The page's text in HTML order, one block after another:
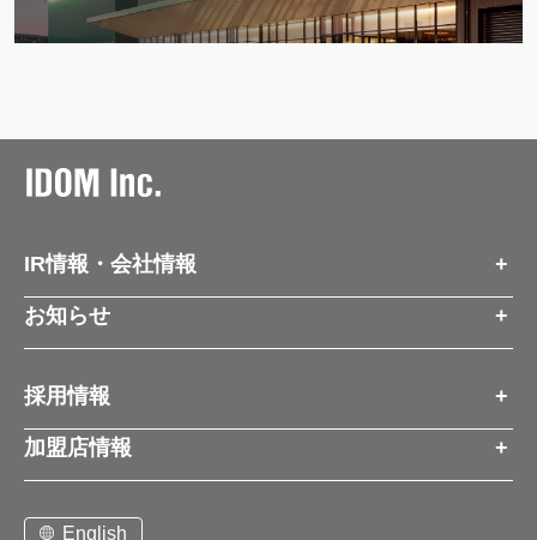
IR情報・会社情報
IR情報トップ
会社情報
お知らせ
経営方針
お知らせ
プレスリリース
コーポレートブログ
お問い合わせ
採用情報
採用情報トップ
新卒営業職
中途営業職
加盟店情報
English